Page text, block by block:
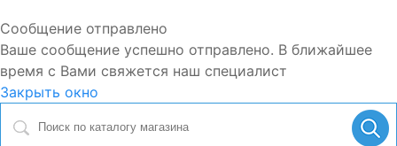
Сообщение отправлено
Ваше сообщение успешно отправлено. В ближайшее
время с Вами свяжется наш специалист
Закрыть окно